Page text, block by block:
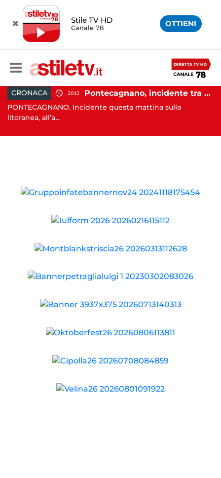
Stile TV HD
Canale 78 OTTIENI
CRONACA 20:12 Pontecagnano, incidente tra due auto: 4 feriti
PONTECAGNANO. Incidente questa mattina sulla
litoranea, all’a...